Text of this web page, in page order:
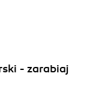
- zarabiaj